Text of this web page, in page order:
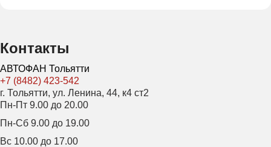
Контакты
АВТОФАН Тольятти
+7 (8482) 423-542
г. Тольятти, ул. Ленина, 44, к4 ст2
Пн-Пт 9.00 до 20.00
Пн-Сб 9.00 до 19.00
Вс 10.00 до 17.00